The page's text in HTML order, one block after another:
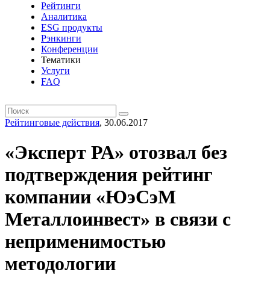
Рейтинги
Аналитика
ESG продукты
Рэнкинги
Конференции
Тематики
Услуги
FAQ
Рейтинговые действия, 30.06.2017
«Эксперт РА» отозвал без
подтверждения рейтинг
компании «ЮэСэМ
Металлоинвест» в связи с
неприменимостью
методологии